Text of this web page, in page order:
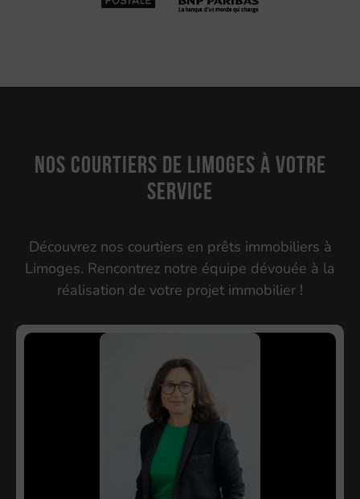
Nos courtiers de Limoges à votre
service
Découvrez nos courtiers en prêts immobiliers à
Limoges. Rencontrez notre équipe dévouée à la
réalisation de votre projet immobilier !